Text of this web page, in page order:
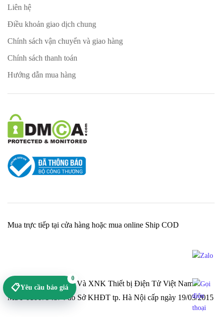
Liên hệ
Điều khoản giao dịch chung
Chính sách vận chuyển và giao hàng
Chính sách thanh toán
Hướng dẫn mua hàng
Cty TNHH Sản Xuất Và XNK Thiết bị Điện Tử Việt Nam -
MST 0106794874 do Sở KHĐT tp. Hà Nội cấp ngày 19/03/2015
Mua trực tiếp tại cửa hàng hoặc mua online Ship COD
📋Yêu cầu báo giá
0